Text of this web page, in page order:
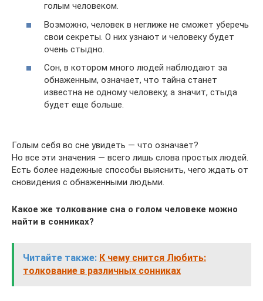
голым человеком.
Возможно, человек в неглиже не сможет уберечь
свои секреты. О них узнают и человеку будет
очень стыдно.
Сон, в котором много людей наблюдают за
обнаженным, означает, что тайна станет
известна не одному человеку, а значит, стыда
будет еще больше.
Голым себя во сне увидеть — что означает?
Но все эти значения — всего лишь слова простых людей.
Есть более надежные способы выяснить, чего ждать от
сновидения с обнаженными людьми.
Какое же толкование сна о голом человеке можно
найти в сонниках?
Читайте также: К чему снится Любить:
толкование в различных сонниках